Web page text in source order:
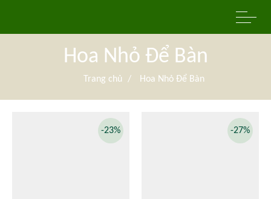
Hoa Nhỏ Để Bàn
Trang chủ / Hoa Nhỏ Để Bàn
-23% -27%